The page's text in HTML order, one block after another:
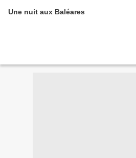
Une nuit aux Baléares